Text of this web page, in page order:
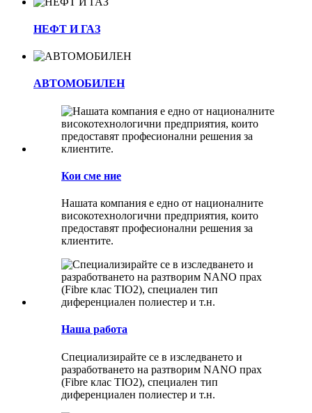
НЕФТ И ГАЗ
АВТОМОБИЛЕН
Кои сме ние
Нашата компания е едно от националните
високотехнологични предприятия, които
предоставят професионални решения за
клиентите.
Наша работа
Специализирайте се в изследването и
разработването на разтворим NANO прах
(Fibre клас TIO2), специален тип
диференциален полиестер и т.н.